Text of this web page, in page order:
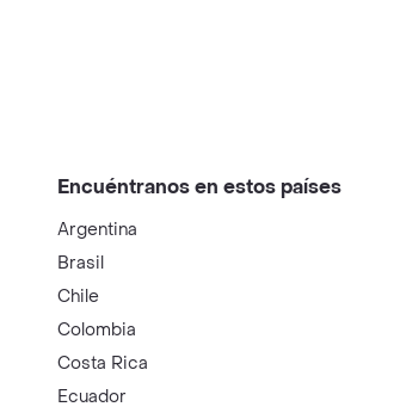
Encuéntranos en estos países
Argentina
Brasil
Chile
Colombia
Costa Rica
Ecuador